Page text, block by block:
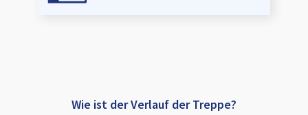
Wie ist der Verlauf der Treppe?